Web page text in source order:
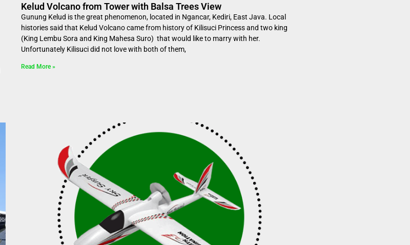
Kelud Volcano from Tower with Balsa Trees View
Gunung Kelud is the great phenomenon, located in Ngancar, Kediri, East Java. Local
histories said that Kelud Volcano came from history of Kilisuci Princess and two king
(King Lembu Sora and King Mahesa Suro) that would like to marry with her.
Unfortunately Kilisuci did not love with both of them,
Read More »